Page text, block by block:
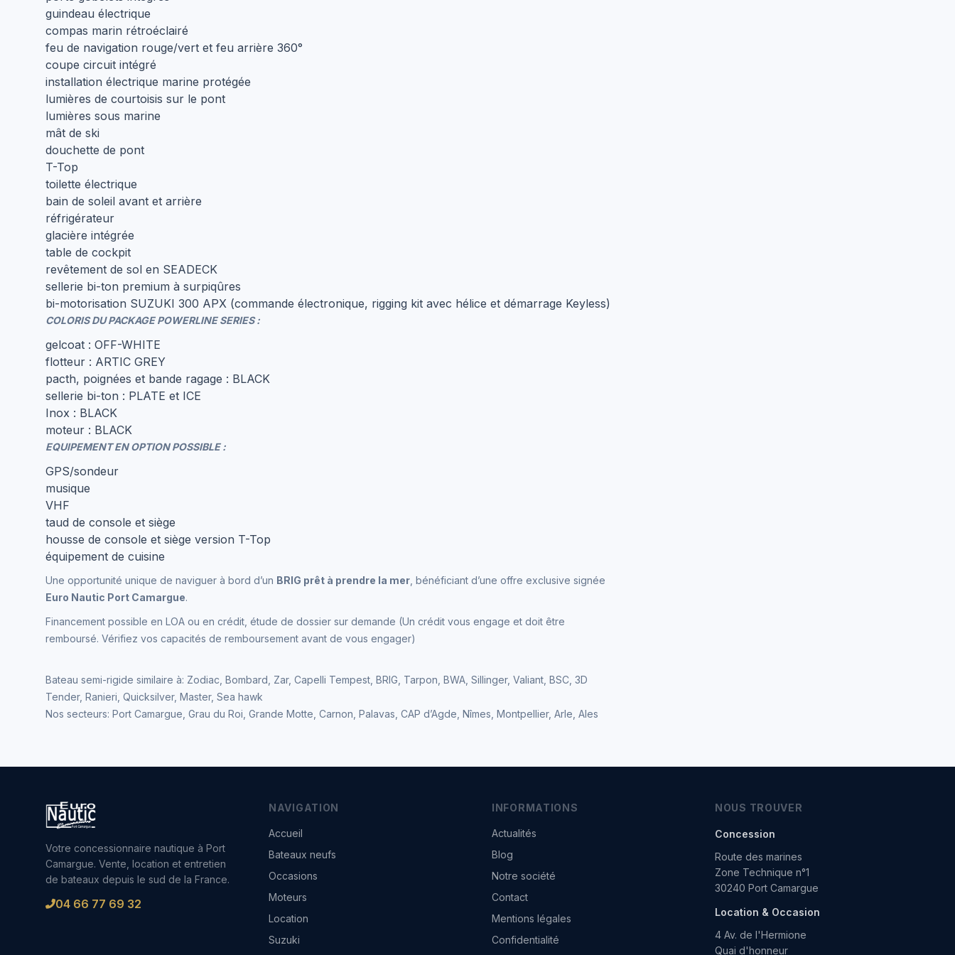
guindeau électrique
compas marin rétroéclairé
feu de navigation rouge/vert et feu arrière 360°
coupe circuit intégré
installation électrique marine protégée
lumières de courtoisis sur le pont
lumières sous marine
mât de ski
douchette de pont
T-Top
toilette électrique
bain de soleil avant et arrière
réfrigérateur
glacière intégrée
table de cockpit
revêtement de sol en SEADECK
sellerie bi-ton premium à surpiqûres
bi-motorisation SUZUKI 300 APX (commande électronique, rigging kit avec hélice et démarrage Keyless)
COLORIS DU PACKAGE POWERLINE SERIES :
gelcoat : OFF-WHITE
flotteur : ARTIC GREY
pacth, poignées et bande ragage : BLACK
sellerie bi-ton : PLATE et ICE
Inox : BLACK
moteur : BLACK
EQUIPEMENT EN OPTION POSSIBLE :
GPS/sondeur
musique
VHF
taud de console et siège
housse de console et siège version T-Top
équipement de cuisine
Une opportunité unique de naviguer à bord d’un BRIG prêt à prendre la mer , bénéficiant d’une offre exclusive signée
Euro Nautic Port Camargue.
Financement possible en LOA ou en crédit, étude de dossier sur demande (Un crédit vous engage et doit être
remboursé. Vérifiez vos capacités de remboursement avant de vous engager)
Bateau semi-rigide similaire à: Zodiac, Bombard, Zar, Capelli Tempest, BRIG, Tarpon, BWA, Sillinger, Valiant, BSC, 3D
Tender, Ranieri, Quicksilver, Master, Sea hawk
Nos secteurs: Port Camargue, Grau du Roi, Grande Motte, Carnon, Palavas, CAP d’Agde, Nîmes, Montpellier, Arle, Ales
Votre concessionnaire nautique à Port
Camargue. Vente, location et entretien
de bateaux depuis le sud de la France.
04 66 77 69 32
NAVIGATION
Accueil
Bateaux neufs
Occasions
Moteurs
Location
Suzuki
INFORMATIONS
Actualités
Blog
Notre société
Contact
Mentions légales
Confidentialité
NOUS TROUVER
Concession
Route des marines
Zone Technique n°1
30240 Port Camargue
Location & Occasion
4 Av. de l'Hermione
Quai d'honneur